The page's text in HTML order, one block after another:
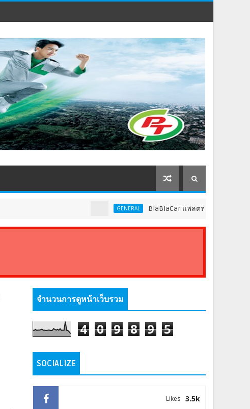
BlaBlaCar แพลตฟอร์มคาร์พูลชั้นนำระดับโล
จำนวนการดูหน้าเว็บรวม
4 0 9 8 9 5
SOCIALIZE
3.5k
Likes